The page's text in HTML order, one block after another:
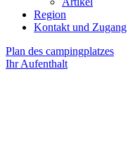
Region
Kontakt und Zugang
Plan des campingplatzes
Ihr Aufenthalt